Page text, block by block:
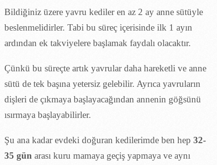
Bildiğiniz üzere yavru kediler en az 2 ay anne sütüyle
beslenmelidirler. Tabi bu süreç içerisinde ilk 1 ayın
ardından ek takviyelere başlamak faydalı olacaktır.
Çünkü bu süreçte artık yavrular daha hareketli ve anne
sütü de tek başına yetersiz gelebilir. Ayrıca yavruların
dişleri de çıkmaya başlayacağından annenin göğsünü
ısırmaya başlayabilirler.
Şu ana kadar evdeki doğuran kedilerimde ben hep 32-
35 gün arası kuru mamaya geçiş yapmaya ve aynı